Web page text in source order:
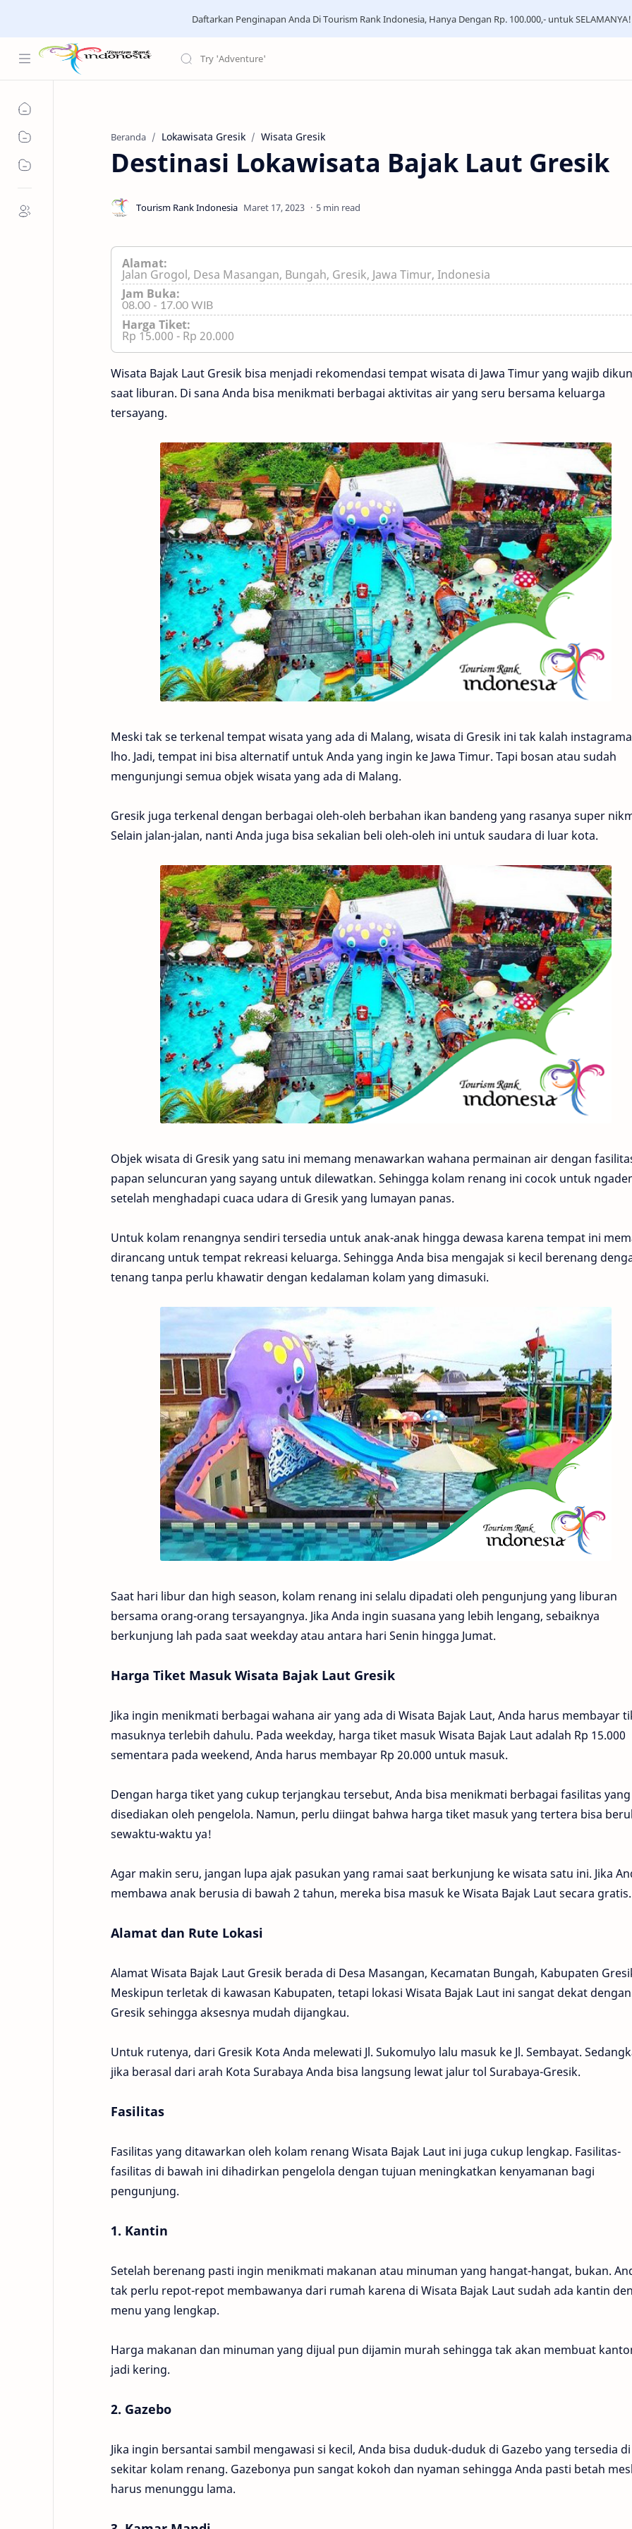
Daftarkan Penginapan Anda Di Tourism Rank Indonesia, Hanya Dengan Rp. 100.000,- untuk
Beranda Lokawisata Gresik Wisata Gresik
Destinasi Lokawisata Bajak Laut Gresik
5 min read
Alamat:
Jalan Grogol, Desa Masangan, Bungah, Gresik, Jawa Timur, Indonesia
Jam Buka:
08.00 - 17.00 WIB
Harga Tiket:
Rp 15.000 - Rp 20.000
Wisata Bajak Laut Gresik bisa menjadi rekomendasi tempat wisata di Jawa Timur yang wajib
saat liburan. Di sana Anda bisa menikmati berbagai aktivitas air yang seru bersama keluarga
tersayang.
Meski tak se terkenal tempat wisata yang ada di Malang, wisata di Gresik ini tak kalah
lho. Jadi, tempat ini bisa alternatif untuk Anda yang ingin ke Jawa Timur. Tapi bosan atau sudah
mengunjungi semua objek wisata yang ada di Malang.
Gresik juga terkenal dengan berbagai oleh-oleh berbahan ikan bandeng yang rasanya super
Selain jalan-jalan, nanti Anda juga bisa sekalian beli oleh-oleh ini untuk saudara di luar kota.
Objek wisata di Gresik yang satu ini memang menawarkan wahana permainan air dengan
papan seluncuran yang sayang untuk dilewatkan. Sehingga kolam renang ini cocok untuk
setelah menghadapi cuaca udara di Gresik yang lumayan panas.
Untuk kolam renangnya sendiri tersedia untuk anak-anak hingga dewasa karena tempat ini
dirancang untuk tempat rekreasi keluarga. Sehingga Anda bisa mengajak si kecil berenang
tenang tanpa perlu khawatir dengan kedalaman kolam yang dimasuki.
Saat hari libur dan high season, kolam renang ini selalu dipadati oleh pengunjung yang liburan
bersama orang-orang tersayangnya. Jika Anda ingin suasana yang lebih lengang, sebaiknya
berkunjung lah pada saat weekday atau antara hari Senin hingga Jumat.
Harga Tiket Masuk Wisata Bajak Laut Gresik
Jika ingin menikmati berbagai wahana air yang ada di Wisata Bajak Laut, Anda harus membayar
masuknya terlebih dahulu. Pada weekday, harga tiket masuk Wisata Bajak Laut adalah Rp 15.000
sementara pada weekend, Anda harus membayar Rp 20.000 untuk masuk.
Dengan harga tiket yang cukup terjangkau tersebut, Anda bisa menikmati berbagai fasilitas yang
disediakan oleh pengelola. Namun, perlu diingat bahwa harga tiket masuk yang tertera bisa
sewaktu-waktu ya!
Agar makin seru, jangan lupa ajak pasukan yang ramai saat berkunjung ke wisata satu ini. Jika
membawa anak berusia di bawah 2 tahun, mereka bisa masuk ke Wisata Bajak Laut secara gratis.
Alamat dan Rute Lokasi
Alamat Wisata Bajak Laut Gresik berada di Desa Masangan, Kecamatan Bungah, Kabupaten
Meskipun terletak di kawasan Kabupaten, tetapi lokasi Wisata Bajak Laut ini sangat dekat
Gresik sehingga aksesnya mudah dijangkau.
Untuk rutenya, dari Gresik Kota Anda melewati Jl. Sukomulyo lalu masuk ke Jl. Sembayat.
jika berasal dari arah Kota Surabaya Anda bisa langsung lewat jalur tol Surabaya-Gresik.
Fasilitas
Fasilitas yang ditawarkan oleh kolam renang Wisata Bajak Laut ini juga cukup lengkap. Fasilitas-
fasilitas di bawah ini dihadirkan pengelola dengan tujuan meningkatkan kenyamanan bagi
pengunjung.
1. Kantin
Setelah berenang pasti ingin menikmati makanan atau minuman yang hangat-hangat, bukan.
tak perlu repot-repot membawanya dari rumah karena di Wisata Bajak Laut sudah ada kantin
menu yang lengkap.
Harga makanan dan minuman yang dijual pun dijamin murah sehingga tak akan membuat
jadi kering.
2. Gazebo
Jika ingin bersantai sambil mengawasi si kecil, Anda bisa duduk-duduk di Gazebo yang tersedia di
sekitar kolam renang. Gazebonya pun sangat kokoh dan nyaman sehingga Anda pasti betah
harus menunggu lama.